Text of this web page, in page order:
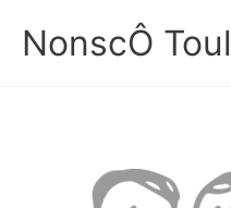
contenu
NonscÔ